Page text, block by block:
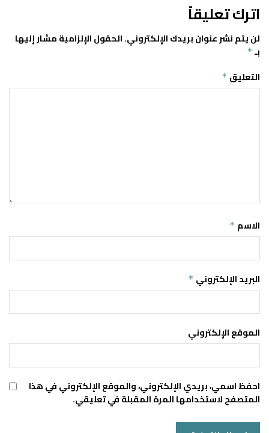
اترك تعليقاً
لن يتم نشر عنوان بريدك الإلكتروني.الحقول الإلزامية مشار إليها
بـ *
التعليق *
الاسم *
البريد الإلكتروني *
الموقع الإلكتروني
احفظ اسمي، بريدي الإلكتروني، والموقع الإلكتروني في هذا
المتصفح لاستخدامها المرة المقبلة في تعليقي.